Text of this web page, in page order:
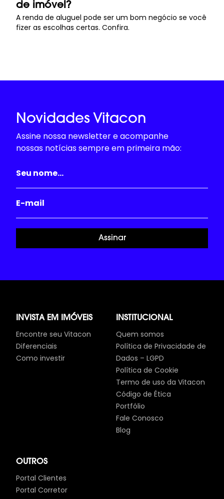
de imóvel?
A renda de aluguel pode ser um bom negócio se você
fizer as escolhas certas. Confira.
Novidades Vitacon
Assine nossa newsletter e acompanhe
nossas notícias sempre em primeira mão:
Assinar
INVISTA EM IMÓVEIS
Encontre seu Vitacon
Diferenciais
Como investir
INSTITUCIONAL
Quem somos
Política de Privacidade de
Dados – LGPD
Política de Cookie
Termo de uso da Vitacon
Código de Ética
Portfólio
Fale Conosco
Blog
OUTROS
Portal Clientes
Portal Corretor